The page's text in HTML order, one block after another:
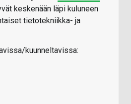
keskenään läpi kuluneen
tietotekniikka- ja
kuunneltavissa: